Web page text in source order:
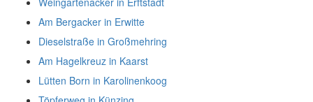
Am Bergacker in Erwitte
Dieselstraße in Großmehring
Am Hagelkreuz in Kaarst
Lütten Born in Karolinenkoog